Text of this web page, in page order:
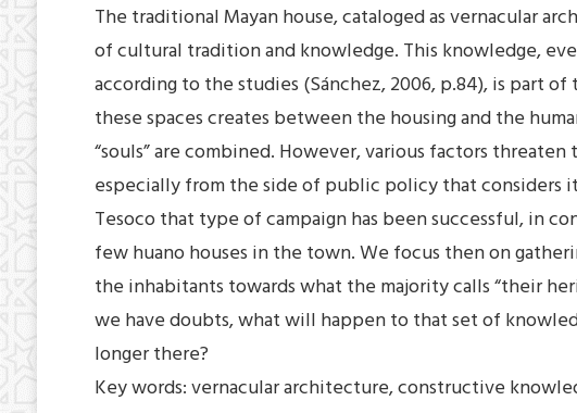
The traditional Mayan house, cataloged as vernacular
of cultural tradition and knowledge. This knowledge,
according to the studies (Sánchez, 2006, p.84), is part
these spaces creates between the housing and the
“souls” are combined. However, various factors
especially from the side of public policy that considers
Tesoco that type of campaign has been successful, in
few huano houses in the town. We focus then on
the inhabitants towards what the majority calls “their
we have doubts, what will happen to that set of
longer there?
Key words: vernacular architecture, constructive